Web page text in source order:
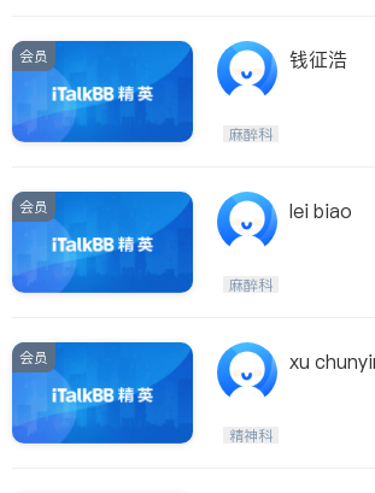
会员 钱征浩
麻醉科
会员 lei biao
麻醉科
会员 xu
精神科